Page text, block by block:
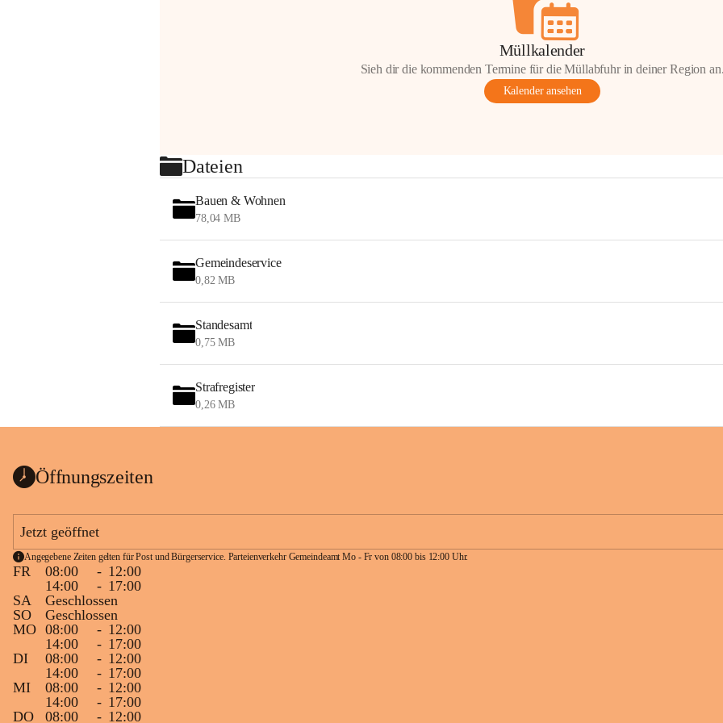
Müllkalender
Sieh dir die kommenden Termine für die Müllabfuhr in deiner Region
Kalender ansehen
Dateien
Bauen & Wohnen
78,04 MB
Gemeindeservice
0,82 MB
Standesamt
0,75 MB
Strafregister
0,26 MB
Öffnungszeiten
Jetzt geöffnet
Angegebene Zeiten gelten für Post und Bürgerservice. Parteienverkehr Gemeindeamt Mo - Fr von 08:00 bis 12:00 Uhr.
FR 08:00 - 12:00
14:00
- 17:00
SA
Geschlossen
SO
Geschlossen
MO 08:00 - 12:00
14:00
- 17:00
DI
08:00 - 12:00
14:00
- 17:00
MI
08:00 - 12:00
14:00
- 17:00
DO
08:00 - 12:00